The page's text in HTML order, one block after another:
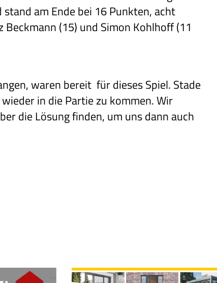
am Ende bei 16 Punkten, acht
(15) und Simon Kohlhoff (11
waren bereit für dieses Spiel. Stade
in die Partie zu kommen. Wir
die Lösung finden, um uns dann auch